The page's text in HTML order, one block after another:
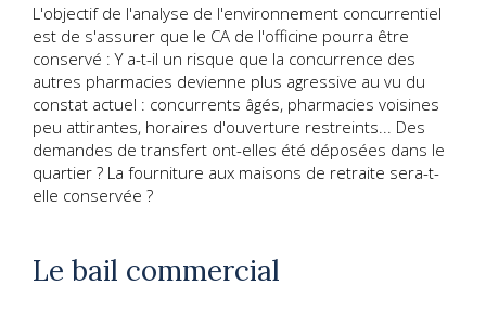
L'objectif de l'analyse de l'environnement concurrentiel
est de s'assurer que le CA de l'officine pourra être
conservé : Y a-t-il un risque que la concurrence des
autres pharmacies devienne plus agressive au vu du
constat actuel : concurrents âgés, pharmacies voisines
peu attirantes, horaires d'ouverture restreints... Des
demandes de transfert ont-elles été déposées dans le
quartier ? La fourniture aux maisons de retraite sera-t-
elle conservée ?
Le bail commercial